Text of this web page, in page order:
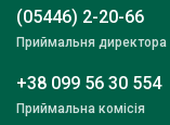
(05446) 2-20-66
Приймальня директора
+38 099 56 30 554
Приймальна комісія